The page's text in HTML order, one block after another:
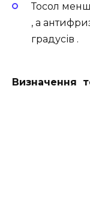
Тосол
, а
градусів .
Визначення